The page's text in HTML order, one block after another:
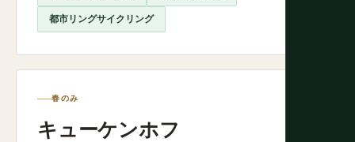
都市リングサイクリング
春のみ
キューケンホフ